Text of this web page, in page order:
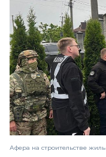
Афера на строительстве